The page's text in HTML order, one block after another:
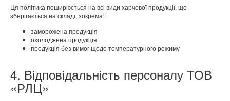
Ця політика поширюється на всі види харчової продукції, що
зберігається на складі, зокрема:
заморожена продукція
охолоджена продукція
продукція без вимог щодо температурного режиму
4. Відповідальність персоналу ТОВ
«РЛЦ»